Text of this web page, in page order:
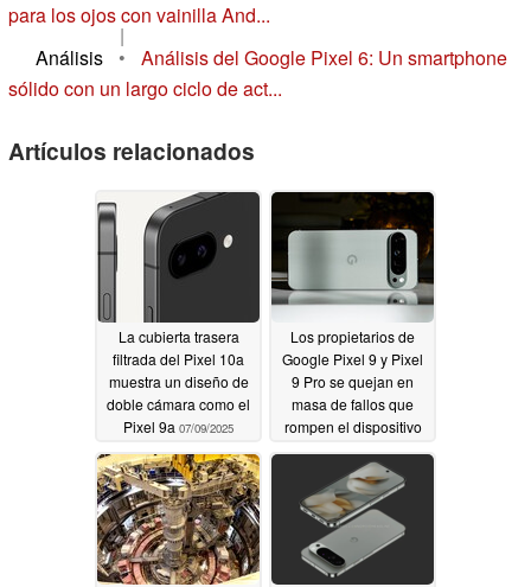
para los ojos con vainilla And...
|
Análisis
•
Análisis del Google Pixel 6: Un smartphone
sólido con un largo ciclo de act...
Artículos relacionados
La cubierta trasera
filtrada del Pixel 10a
muestra un diseño de
doble cámara como el
Pixel 9a 07/09/2025
Los propietarios de
Google Pixel 9 y Pixel
9 Pro se quejan en
masa de fallos que
rompen el dispositivo
tras la última
actualización Android
1607/07/2025